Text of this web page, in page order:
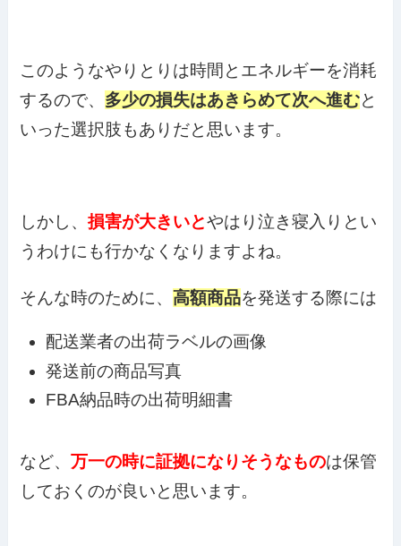
このようなやりとりは時間とエネルギーを消耗
するので、 多少の損失はあきらめて次へ進むと
いった選択肢もありだと思います。
しかし、損害が大きいとやはり泣き寝入りとい
うわけにも行かなくなりますよね。
そんな時のために、高額商品を発送する際には
配送業者の出荷ラベルの画像
発送前の商品写真
FBA納品時の出荷明細書
など、万一の時に証拠になりそうなものは保管
しておくのが良いと思います。